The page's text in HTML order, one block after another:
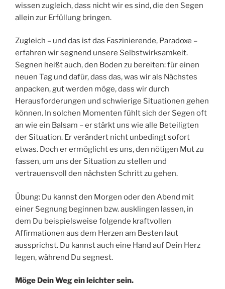
wissen zugleich, dass nicht wir es sind, die den Segen
allein zur Erfüllung bringen.
Zugleich – und das ist das Faszinierende, Paradoxe –
erfahren wir segnend unsere Selbstwirksamkeit.
Segnen heißt auch, den Boden zu bereiten: für einen
neuen Tag und dafür, dass das, was wir als Nächstes
anpacken, gut werden möge, dass wir durch
Herausforderungen und schwierige Situationen gehen
können. In solchen Momenten fühlt sich der Segen oft
an wie ein Balsam – er stärkt uns wie alle Beteiligten
der Situation. Er verändert nicht unbedingt sofort
etwas. Doch er ermöglicht es uns, den nötigen Mut zu
fassen, um uns der Situation zu stellen und
vertrauensvoll den nächsten Schritt zu gehen.
Übung: Du kannst den Morgen oder den Abend mit
einer Segnung beginnen bzw. ausklingen lassen, in
dem Du beispielsweise folgende kraftvollen
Affirmationen aus dem Herzen am Besten laut
aussprichst. Du kannst auch eine Hand auf Dein Herz
legen, während Du segnest.
Möge Dein Weg ein leichter sein.